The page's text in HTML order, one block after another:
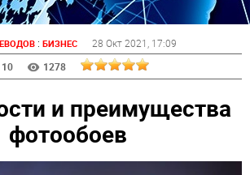
: БИЗНЕС 28 Окт 2021 , 17:09
10
1278
и преимущества
фотообоев